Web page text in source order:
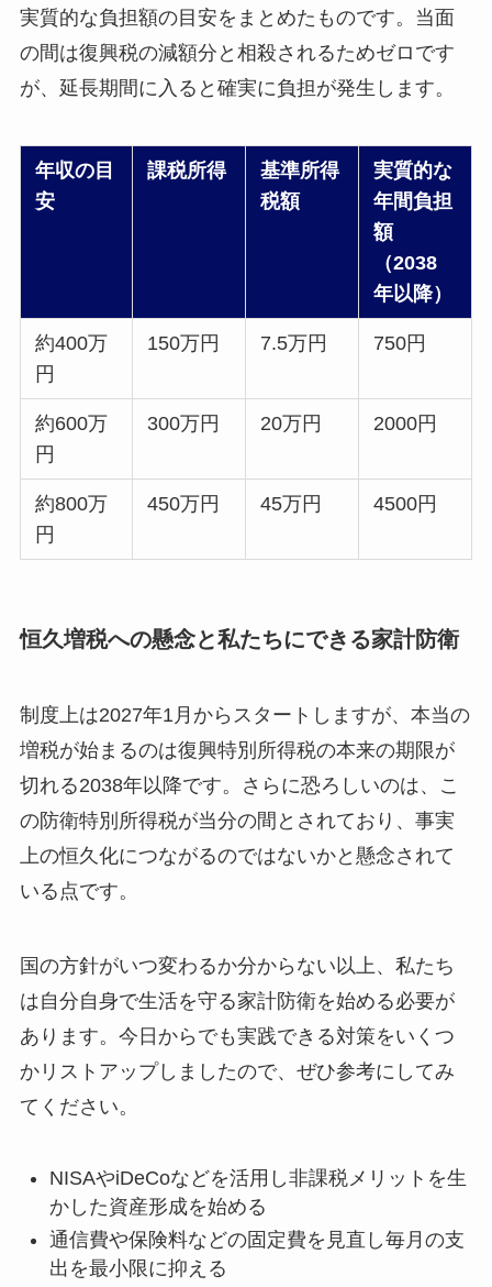
実質的な負担額の目安をまとめたものです。当面
の間は復興税の減額分と相殺されるためゼロです
が、延長期間に入ると確実に負担が発生します。
年収の目
安
課税所得
基準所得
税額
実質的な
年間負担
額
（2038
年以降）
約400万
円
150万円 7.5万円 750円
約600万
円
300万円 20万円 2000円
約800万
円
450万円 45万円 4500円
恒久増税への懸念と私たちにできる家計防衛
制度上は2027年1月からスタートしますが、本当の
増税が始まるのは復興特別所得税の本来の期限が
切れる2038年以降です。さらに恐ろしいのは、こ
の防衛特別所得税が当分の間とされており、事実
上の恒久化につながるのではないかと懸念されて
いる点です。
国の方針がいつ変わるか分からない以上、私たち
は自分自身で生活を守る家計防衛を始める必要が
あります。今日からでも実践できる対策をいくつ
かリストアップしましたので、ぜひ参考にしてみ
てください。
NISAやiDeCoなどを活用し非課税メリットを生
かした資産形成を始める
通信費や保険料などの固定費を見直し毎月の支
出を最小限に抑える